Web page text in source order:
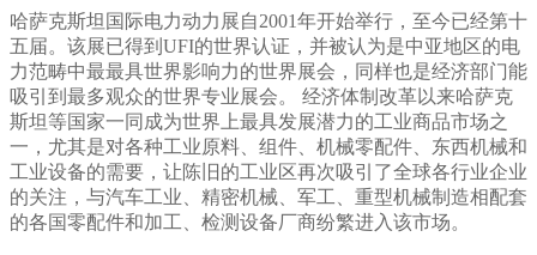
哈萨克斯坦国际电力动力展自2001年开始举行，至今已经第十
五届。该展已得到UFI的世界认证，并被认为是中亚地区的电
力范畴中最最具世界影响力的世界展会，同样也是经济部门能
吸引到最多观众的世界专业展会。 经济体制改革以来哈萨克
斯坦等国家一同成为世界上最具发展潜力的工业商品市场之
一，尤其是对各种工业原料、组件、机械零配件、东西机械和
工业设备的需要，让陈旧的工业区再次吸引了全球各行业企业
的关注，与汽车工业、精密机械、军工、重型机械制造相配套
的各国零配件和加工、检测设备厂商纷繁进入该市场。